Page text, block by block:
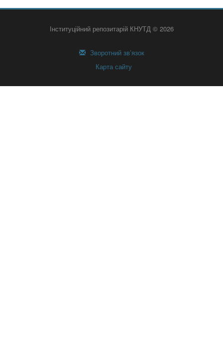
Інституційний репозитарій КНУТД © 2026
Зворотний зв’язок
Карта сайту